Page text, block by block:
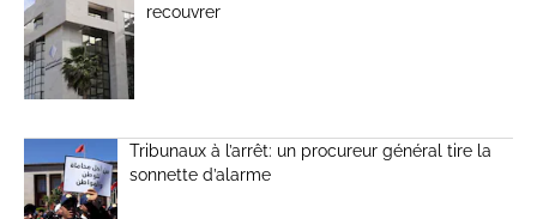
recouvrer
Tribunaux à l’arrêt: un procureur général tire la
sonnette d’alarme